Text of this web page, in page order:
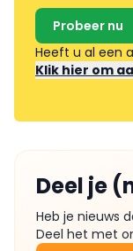
Probeer nu
Heeft u al een
Klik hier om
Deel je
Heb je nieuws
Deel het met